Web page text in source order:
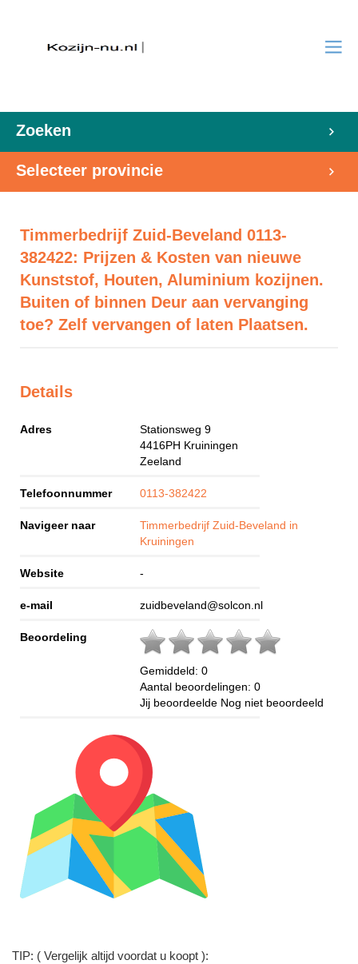
Zoeken
Selecteer provincie
Timmerbedrijf Zuid-Beveland 0113-
382422: Prijzen & Kosten van nieuwe
Kunststof, Houten, Aluminium kozijnen.
Buiten of binnen Deur aan vervanging
toe? Zelf vervangen of laten Plaatsen.
Details
Adres
Stationsweg 9
4416PH Kruiningen
Zeeland
Telefoonnummer 0113-382422
Navigeer naar
Timmerbedrijf Zuid-Beveland in
Kruiningen
Website -
e-mail zuidbeveland@solcon.nl
Beoordeling
Gemiddeld: 0
Aantal beoordelingen: 0
Jij beoordeelde Nog niet beoordeeld
TIP: ( Vergelijk altijd voordat u koopt ):